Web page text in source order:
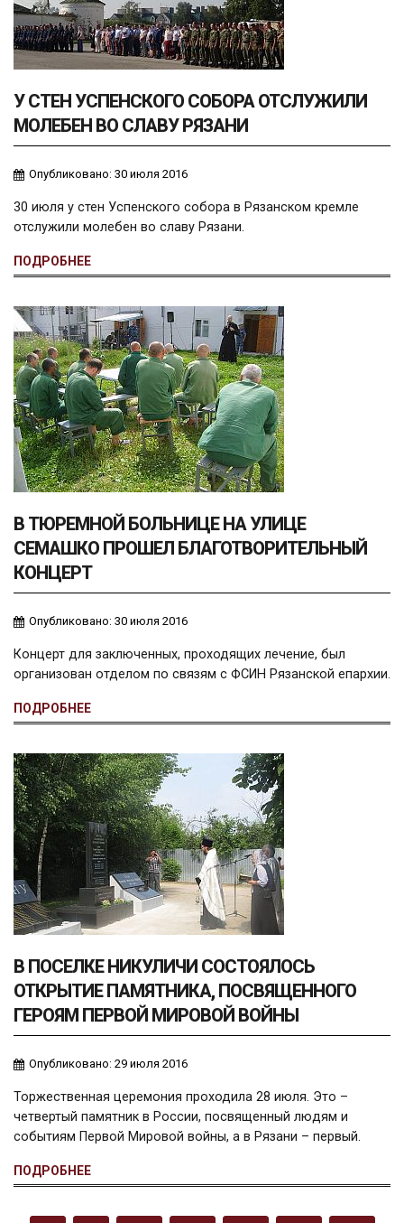
У СТЕН УСПЕНСКОГО СОБОРА ОТСЛУЖИЛИ
МОЛЕБЕН ВО СЛАВУ РЯЗАНИ
Опубликовано: 30 июля 2016
30 июля у стен Успенского собора в Рязанском кремле
отслужили молебен во славу Рязани.
ПОДРОБНЕЕ
В ТЮРЕМНОЙ БОЛЬНИЦЕ НА УЛИЦЕ
СЕМАШКО ПРОШЕЛ БЛАГОТВОРИТЕЛЬНЫЙ
КОНЦЕРТ
Опубликовано: 30 июля 2016
Концерт для заключенных, проходящих лечение, был
организован отделом по связям с ФСИН Рязанской епархии.
ПОДРОБНЕЕ
В ПОСЕЛКЕ НИКУЛИЧИ СОСТОЯЛОСЬ
ОТКРЫТИЕ ПАМЯТНИКА, ПОСВЯЩЕННОГО
ГЕРОЯМ ПЕРВОЙ МИРОВОЙ ВОЙНЫ
Опубликовано: 29 июля 2016
Торжественная церемония проходила 28 июля. Это –
четвертый памятник в России, посвященный людям и
событиям Первой Мировой войны, а в Рязани – первый.
ПОДРОБНЕЕ